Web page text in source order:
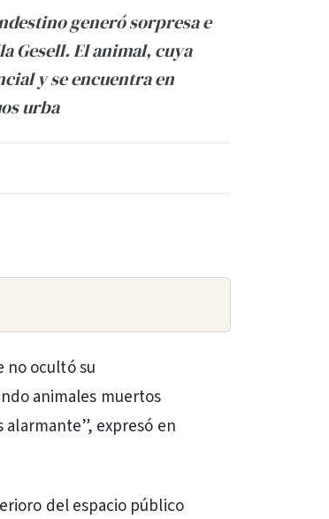
generó sorpresa e
Gesell. El animal, cuya
y se encuentra en
urba
no ocultó su
animales muertos
alarmante”, expresó en
del espacio público